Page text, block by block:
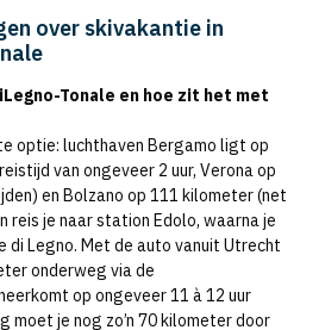
over skivakantie in
Tonale en hoe zit het met
optie: luchthaven Bergamo ligt op
van ongeveer 2 uur, Verona op
en Bolzano op 111 kilometer (net
reis je naar station Edolo, waarna je
di Legno. Met de auto vanuit Utrecht
onderweg via de
op ongeveer 11 à 12 uur
moet je nog zo’n 70 kilometer door